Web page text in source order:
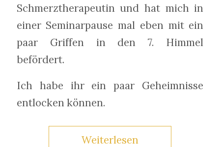
Schmerztherapeutin und hat mich in
einer Seminarpause mal eben mit ein
paar Griffen in den 7. Himmel
befördert.
Ich habe ihr ein paar Geheimnisse
entlocken können.
Weiterlesen